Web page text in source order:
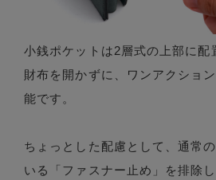
小銭ポケットは2層式の上部に配
財布を開かずに、ワンアクショ
能です。
ちょっとした配慮として、通常
いる「ファスナー止め」を排除し